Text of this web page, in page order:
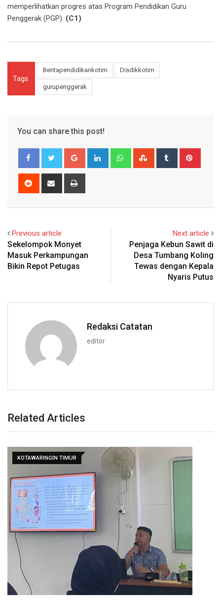
memperlihatkan progres atas Program Pendidikan Guru
Penggerak (PGP). (C1)
Tags:
Beritapendidikankotim Disdikkotim
gurupenggerak
You can share this post!
Google+ LinkedIn WhatsappStumbleUpon
Tumblr
Reddit
Share
Previous article
Sekelompok Monyet
Masuk Perkampungan
Bikin Repot Petugas
Next article
Penjaga Kebun Sawit di
Desa Tumbang Koling
Tewas dengan Kepala
Nyaris Putus
Redaksi Catatan
editor
Related Articles
KOTAWARINGIN TIMUR